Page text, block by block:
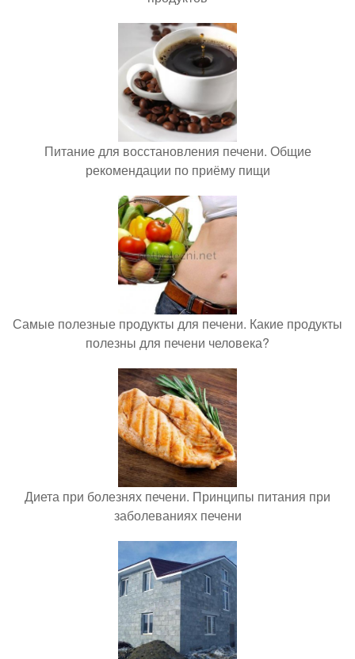
Питание для восстановления печени. Общие
рекомендации по приёму пищи
Самые полезные продукты для печени. Какие продукты
полезны для печени человека?
Диета при болезнях печени. Принципы питания при
заболеваниях печени